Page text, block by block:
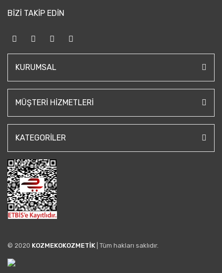
BİZİ TAKİP EDİN
KURUMSAL
MÜŞTERI HIZMETLERI
KATEGORILER
© 2020 KOZMEKOKOZMETİK | Tüm hakları saklıdır.